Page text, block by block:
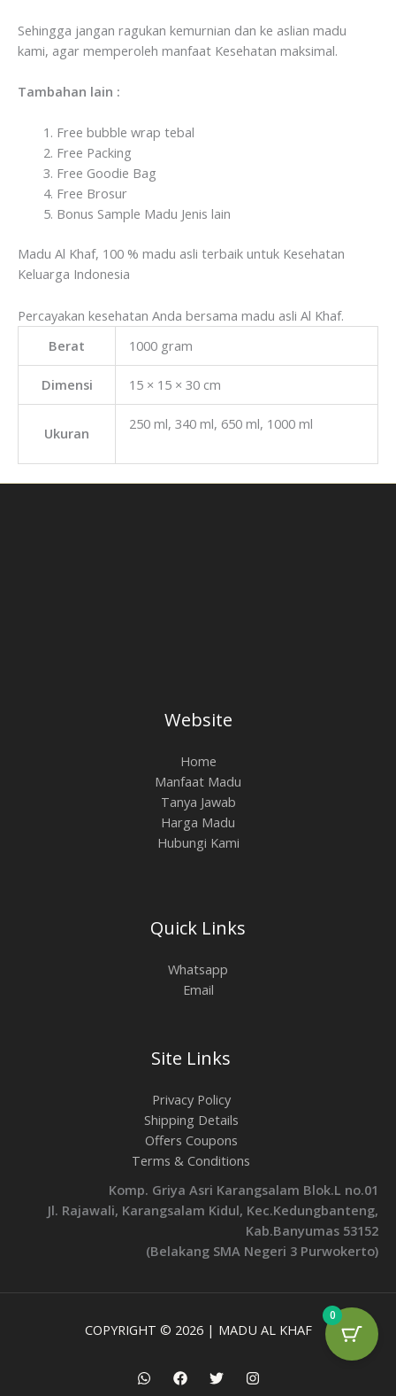
Sehingga jangan ragukan kemurnian dan ke aslian madu
kami, agar memperoleh manfaat Kesehatan maksimal.
Tambahan lain :
Free bubble wrap tebal
Free Packing
Free Goodie Bag
Free Brosur
Bonus Sample Madu Jenis lain
Madu Al Khaf, 100 % madu asli terbaik untuk Kesehatan
Keluarga Indonesia
Percayakan kesehatan Anda bersama madu asli Al Khaf.
Berat
1000 gram
Dimensi 15 × 15 × 30 cm
Ukuran
250 ml, 340 ml, 650 ml, 1000 ml
Website
Home
Manfaat Madu
Tanya Jawab
Harga Madu
Hubungi Kami
Quick Links
Whatsapp
Email
Site Links
Privacy Policy
Shipping Details
Offers Coupons
Terms & Conditions
Komp. Griya Asri Karangsalam Blok.L no.01
Jl. Rajawali, Karangsalam Kidul, Kec.Kedungbanteng,
Kab.Banyumas 53152
(Belakang SMA Negeri 3 Purwokerto)
COPYRIGHT © 2026 | MADU AL KHAF
0